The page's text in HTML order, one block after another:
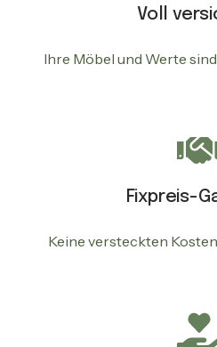
Voll
Ihre Möbel und Werte
Fixpreis-
Keine versteckten